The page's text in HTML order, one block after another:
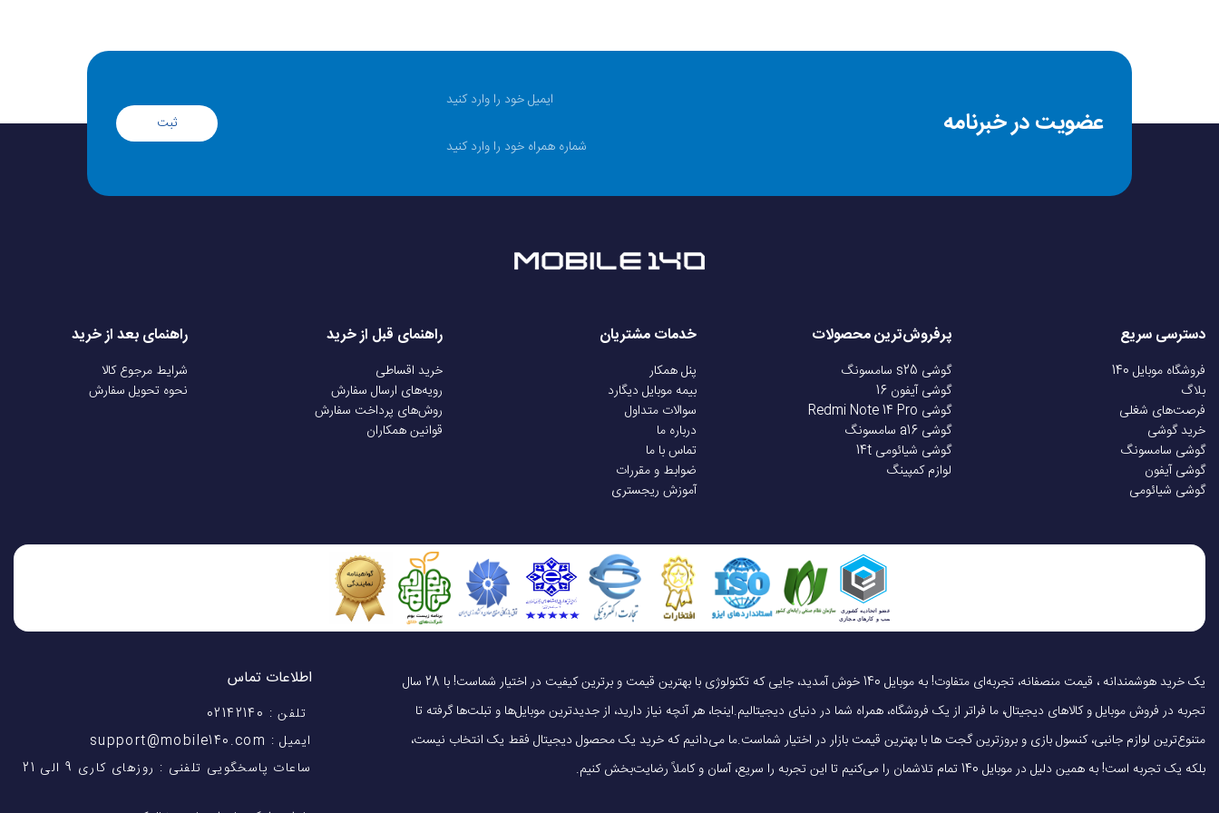
اهمیت و کاربردها
با پشتیبانی از درایورهای پیشرفته و فناوری Hi-Fi، این مدل توانایی ارائه صدایی شفاف، بیس قدرتمند و تفکیک عالی صداها را دارد.
۲. تماس‌های تلفنی با کیفیت بالا
درگاه شارژ
ظرفیت باتری
عمر باتری در حالت مکالمه
عمر باتری در حالت پخش
موسیقی
تا 7 ساعت (با کیس شارژ تا 30 ساعت)
زمان مورد نیاز برای شارژ 1 ساعت
اقلام همراه هدفون کیس شارژ کابل شارژ USB Type-C 3 عدد سری سیلیکونی در سایزهای مختلف
عضویت در خبرنامه ثبت
دسترسی سریع
فروشگاه موبایل 140
بلاگ
فرصت‌های شغلی
خرید گوشی
گوشی سامسونگ
گوشی آیفون
گوشی شیائومی
پرفروش‌ترین محصولات
گوشی s25 سامسونگ
گوشی آیفون 16
گوشی Redmi Note 14 Pro
گوشی a16 سامسونگ
گوشی شیائومی 14t
لوازم کمپینگ
خدمات مشتریان
پنل همکار
بیمه موبایل دیگارد
سوالات متداول
درباره ما
تماس با ما
ضوابط و مقررات
آموزش ریجستری
راهنمای قبل از خرید
خرید اقساطی
رویه‌های ارسال سفارش
روش‌های پرداخت سفارش
قوانین همکاران
راهنمای بعد از خرید
شرایط مرجوع کالا
نحوه تحویل سفارش
یک خرید هوشمندانه ، قیمت منصفانه، تجربه‌ای متفاوت! به موبایل 140 خوش آمدید، جایی که تکنولوژی با بهترین قیمت و برترین کیفیت در اختیار شماست! با 28 سال
تجربه در فروش موبایل و کالاهای دیجیتال، ما فراتر از یک فروشگاه، همراه شما در دنیای دیجیتالیم.اینجا، هر آنچه نیاز دارید، از جدیدترین موبایل‌ها و تبلت‌ها گرفته تا
متنوع‌ترین لوازم جانبی، کنسول بازی و بروزترین گجت ها با بهترین قیمت بازار در اختیار شماست.ما می‌دانیم که خرید یک محصول دیجیتال فقط یک انتخاب نیست،
بلکه یک تجربه است! به همین دلیل در موبایل 140 تمام تلاشمان را می‌کنیم تا این تجربه را سریع، آسان و کاملاً رضایت‌بخش کنیم.
اطلاعات تماس
تلفن : 02142140
ایمیل : support@mobile140.com
ساعات پاسخگویی تلفنی : روزهای کاری 9 الی 21